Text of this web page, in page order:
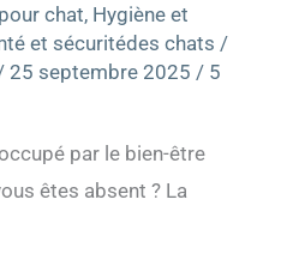
chat, Hygiène et
et sécuritédes chats /
25 septembre 2025 / 5
par le bien-être
êtes absent ? La